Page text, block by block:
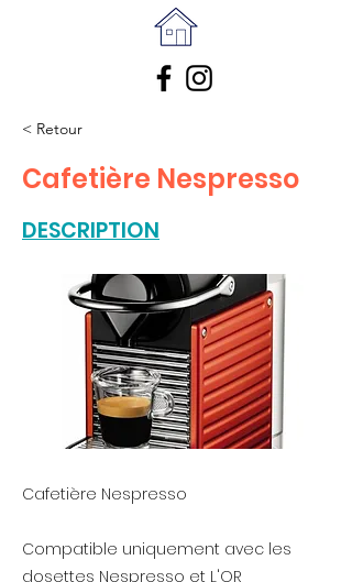
< Retour
Cafetière Nespresso
DESCRIPTION
Cafetière Nespresso
Compatible uniquement avec les
dosettes Nespresso et L'OR